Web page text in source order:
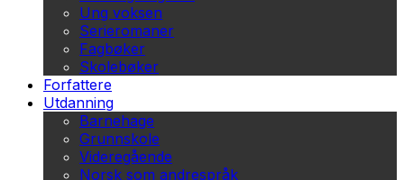
Ung voksen
Serieromaner
Fagbøker
Skolebøker
Forfattere
Utdanning
Barnehage
Grunnskole
Videregående
Norsk som andrespråk